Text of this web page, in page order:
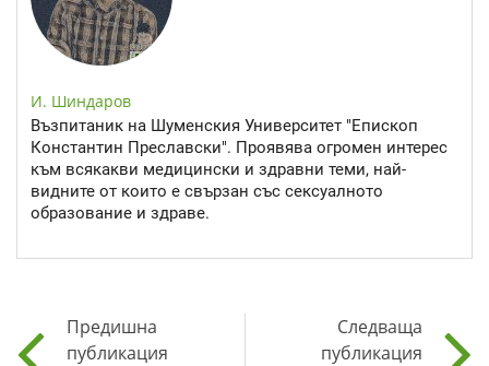
И. Шиндаров
Възпитаник на Шуменския Университет "Епископ
Константин Преславски". Проявява огромен интерес
към всякакви медицински и здравни теми, най-
видните от които е свързан със сексуалното
образование и здраве.
Предишна
публикация
Следваща
публикация